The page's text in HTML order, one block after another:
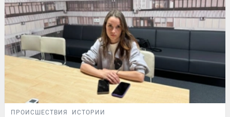
ПРОИСШЕСТВИЯ ИСТОРИИ